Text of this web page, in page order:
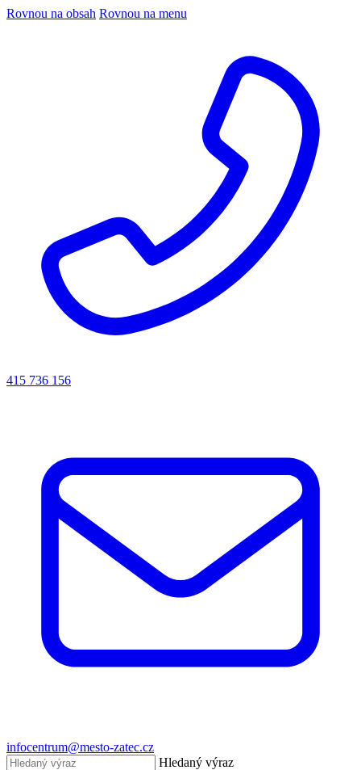
Rovnou na obsah Rovnou na menu
415 736 156
infocentrum@mesto-zatec.cz
Hledaný výraz